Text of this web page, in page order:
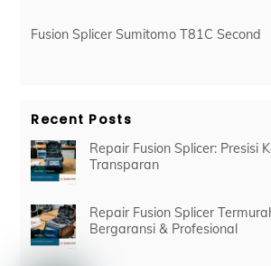
Fusion Splicer Sumitomo T81C Second
Recent Posts
Repair Fusion Splicer: Presisi
Transparan
Repair Fusion Splicer
Bergaransi & Profesional